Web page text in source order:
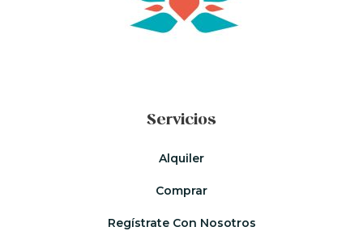
Servicios
Alquiler
Comprar
Regístrate Con Nosotros